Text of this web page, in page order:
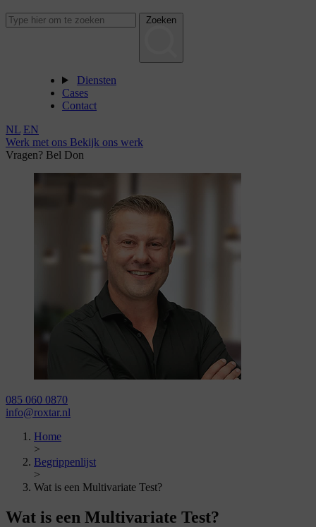
Zoeken
Diensten
Cases
Contact
NL EN
Werk met ons Bekijk ons werk
Vragen? Bel Don
085 060 0870
info@roxtar.nl
Home
>
Begrippenlijst
>
Wat is een Multivariate Test?
Wat is een Multivariate Test?